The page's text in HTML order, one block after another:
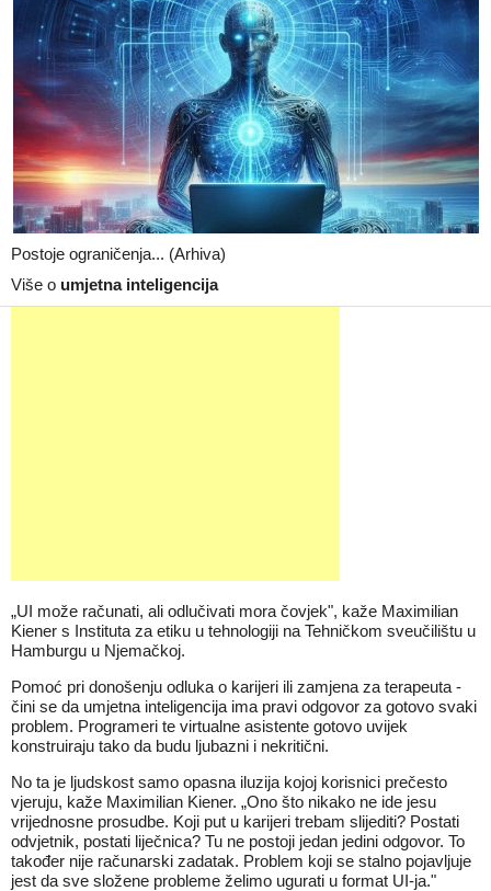
Postoje ograničenja... (Arhiva)
Više o umjetna inteligencija
„UI može računati, ali odlučivati mora čovjek", kaže Maximilian
Kiener s Instituta za etiku u tehnologiji na Tehničkom sveučilištu u
Hamburgu u Njemačkoj.
Pomoć pri donošenju odluka o karijeri ili zamjena za terapeuta -
čini se da umjetna inteligencija ima pravi odgovor za gotovo svaki
problem. Programeri te virtualne asistente gotovo uvijek
konstruiraju tako da budu ljubazni i nekritični.
No ta je ljudskost samo opasna iluzija kojoj korisnici prečesto
vjeruju, kaže Maximilian Kiener. „Ono što nikako ne ide jesu
vrijednosne prosudbe. Koji put u karijeri trebam slijediti? Postati
odvjetnik, postati liječnica? Tu ne postoji jedan jedini odgovor. To
također nije računarski zadatak. Problem koji se stalno pojavljuje
jest da sve složene probleme želimo ugurati u format UI-ja."